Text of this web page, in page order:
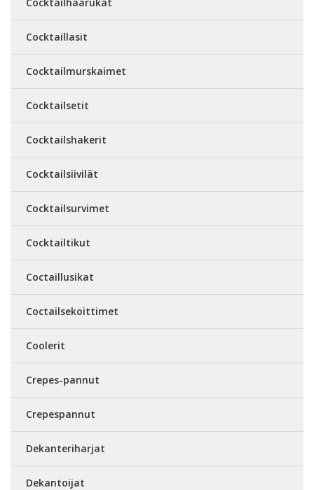
Cocktaillasit
Cocktailmurskaimet
Cocktailsetit
Cocktailshakerit
Cocktailsiivilät
Cocktailsurvimet
Cocktailtikut
Coctaillusikat
Coctailsekoittimet
Coolerit
Crepes-pannut
Crepespannut
Dekanteriharjat
Dekantoijat